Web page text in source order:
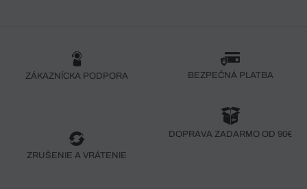
ZÁKAZNÍCKA PODPORA BEZPEČNÁ PLATBA
ZRUŠENIE A VRÁTENIE
DOPRAVA ZADARMO OD 90€